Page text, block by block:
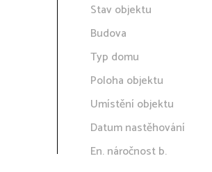
Stav objektu
Budova
Typ domu
Poloha objektu
Umístění objektu
Datum nastěhování
En. náročnost b.